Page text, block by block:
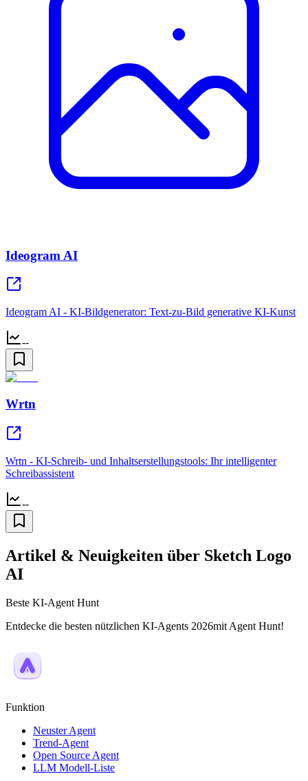
Ideogram AI
Ideogram AI - KI-Bildgenerator: Text-zu-Bild generative KI-Kunst
--
Wrtn
Wrtn - KI-Schreib- und Inhaltserstellungstools: Ihr intelligenter
Schreibassistent
--
Artikel & Neuigkeiten über Sketch Logo
AI
Beste KI-Agent Hunt
Entdecke die besten nützlichen KI-Agents 2026mit Agent Hunt!
Funktion
Neuster Agent
Trend-Agent
Open Source Agent
LLM Modell-Liste